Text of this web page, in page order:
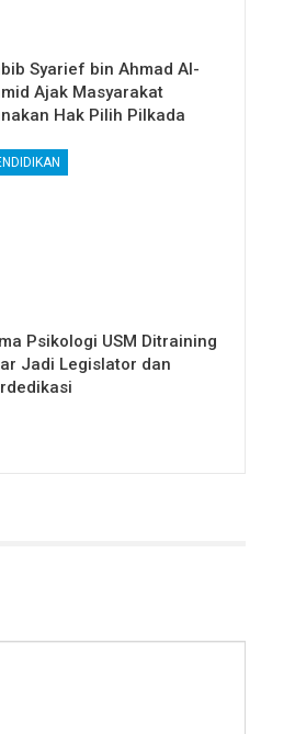
Syarief bin Ahmad Al-
Ajak Masyarakat
Hak Pilih Pilkada
Psikologi USM Ditraining
Jadi Legislator dan